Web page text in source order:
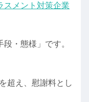
スメント対策企業
・態様」です。
超え、慰謝料とし